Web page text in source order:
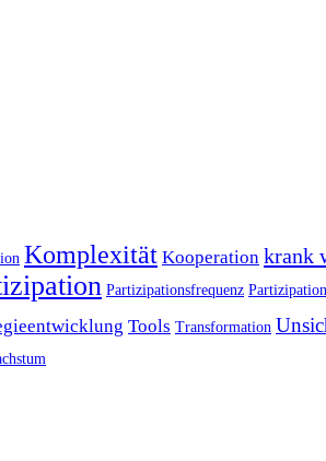
Komplexität Kooperation krank
Partizipationsfrequenz
Tools Transformation